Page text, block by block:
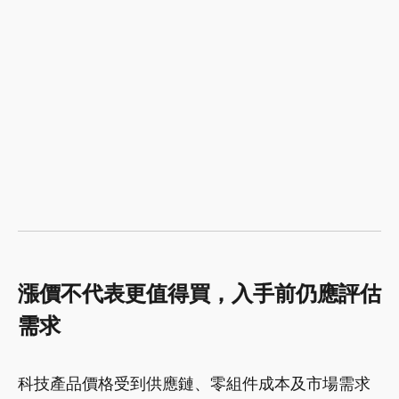
漲價不代表更值得買，入手前仍應評估
需求
科技產品價格受到供應鏈、零組件成本及市場需求